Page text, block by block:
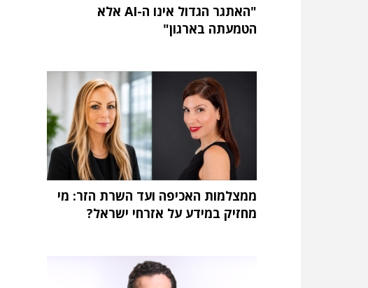
"האתגר הגדול אינו ה-AI אלא
הטמעתה בארגון"
ממצלמות האכיפה ועד השרת הזר: מי
מחזיק במידע על אזרחי ישראל?